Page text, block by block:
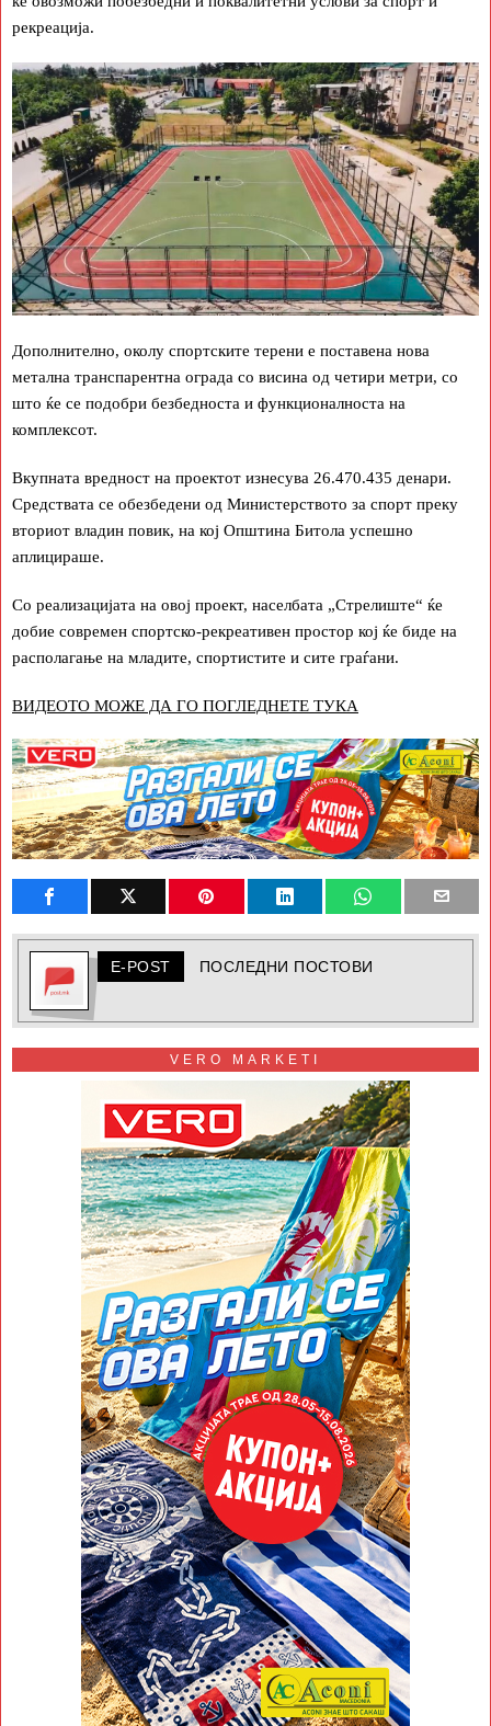
рекреација.
Дополнително, околу спортските терени е поставена нова
метална транспарентна ограда со висина од четири метри, со
што ќе се подобри безбедноста и функционалноста на
комплексот.
Вкупната вредност на проектот изнесува 26.470.435 денари.
Средствата се обезбедени од Министерството за спорт преку
вториот владин повик, на кој Општина Битола успешно
аплицираше.
Со реализацијата на овој проект, населбата „Стрелиште“ ќе
добие современ спортско-рекреативен простор кој ќе биде на
располагање на младите, спортистите и сите граѓани.
ВИДЕОТО МОЖЕ ДА ГО ПОГЛЕДНЕТЕ ТУКА
E-POST ПОСЛЕДНИ ПОСТОВИ
VERO MARKETI